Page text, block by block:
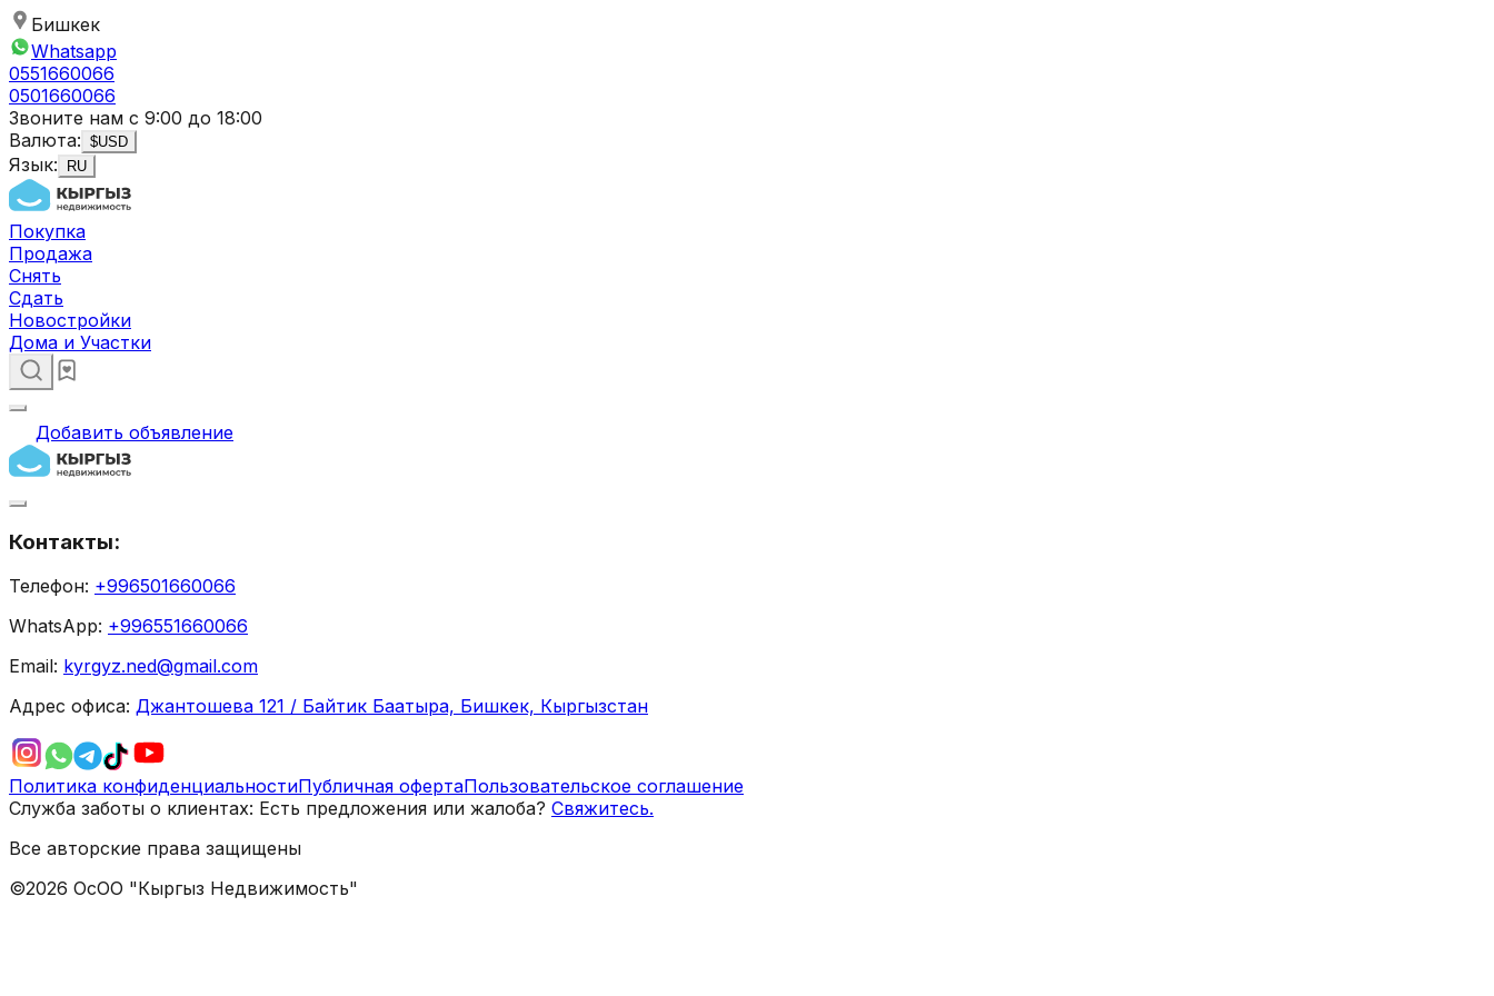
Бишкек
Whatsapp
0551660066
0501660066
Звоните нам с 9:00 до 18:00
Валюта: $USD
Язык: RU
Покупка
Продажа
Снять
Сдать
Новостройки
Дома и Участки
Добавить объявление
Контакты:
Телефон: +996501660066
WhatsApp: +996551660066
Email: kyrgyz.ned@gmail.com
Адрес офиса: Джантошева 121 / Байтик Баатыра, Бишкек, Кыргызстан
Политика конфиденциальностиПубличная офертаПользовательское соглашение
Служба заботы о клиентах: Есть предложения или жалоба? Свяжитесь.
Все авторские права защищены
©2026 ОсОО "Кыргыз Недвижимость"